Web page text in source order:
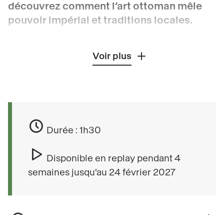
découvrez comment l’art ottoman mêle
pouvoir impérial et traditions locales.
Ottomans se lancent dans la conquête de
l’Empire. Les œuvres d’art produites dans les
domination politique et esthétique d’Istanbul,
chaque région.
Voir plus
Durée : 1h30
Disponible en replay pendant 4
semaines jusqu'au 24 février 2027